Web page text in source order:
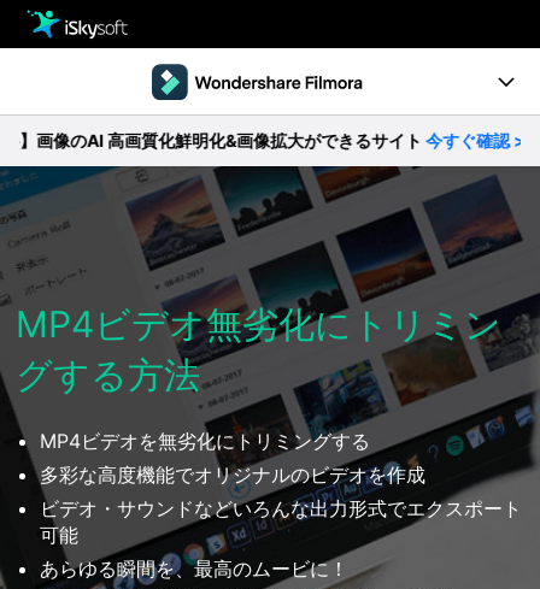
Utility
製品活用事例
ストア
ダウンロード
製品ページ
Filmstock
操作ガイド
動作環境
動画編集の基本とコツ
無料ダウンロード 今すぐ購入
像のAI 高画質化鮮明化&画像拡大ができるサイト今すぐ確認 >>
MP4ビデオ無劣化にトリミン
グする方法
MP4ビデオを無劣化にトリミングする
多彩な高度機能でオリジナルのビデオを作成
ビデオ・サウンドなどいろんな出力形式でエクスポート
可能
あらゆる瞬間を、最高のムービに！